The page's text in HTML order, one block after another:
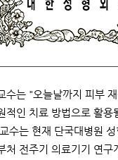
수는 "오늘날까지 피부
적인 치료 방법으로 활용
수는 현재 단국대병원
처 전주기 의료기기 연